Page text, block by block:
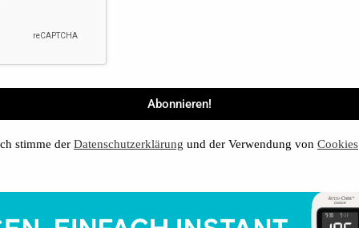
stimme der Datenschutzerklärung und der Verwendung von Cookies